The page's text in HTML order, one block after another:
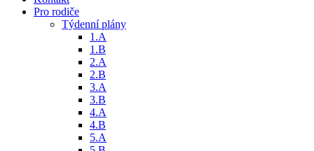
Pro rodiče
Týdenní plány
1.A
1.B
2.A
2.B
3.A
3.B
4.A
4.B
5.A